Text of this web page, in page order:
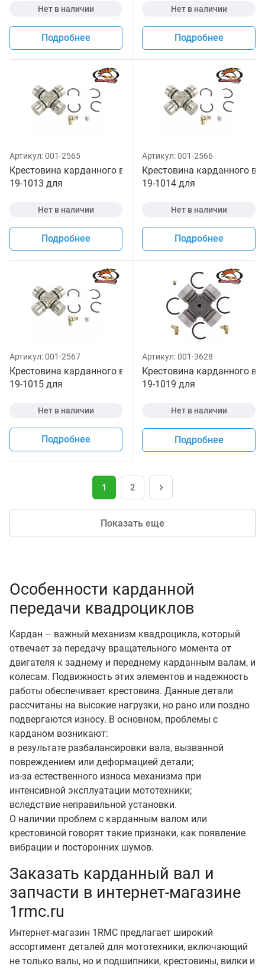
Нет в наличии
Подробнее
Нет в наличии
Подробнее
Артикул:001-2565
Крестовина карданного вала All Balls
19-1013 для
Нет в наличии
Подробнее
Артикул:001-2566
Крестовина карданного
19-1014 для
Нет в наличии
Подробнее
Артикул:001-2567
Крестовина карданного вала All Balls
19-1015 для
Нет в наличии
Подробнее
Артикул:001-3628
Крестовина карданного
19-1019 для
Нет в наличии
Подробнее
Показать еще
1 2
Особенности карданной
передачи квадроциклов
Кардан – важный механизм квадроцикла, который
отвечает за передачу вращательного момента от
двигателя к заднему и переднему карданным валам, и
колесам. Подвижность этих элементов и надежность
работы обеспечивает крестовина. Данные детали
рассчитаны на высокие нагрузки, но рано или поздно
подвергаются износу. В основном, проблемы с
карданом возникают:
в результате разбалансировки вала, вызванной
повреждением или деформацией детали;
из-за естественного износа механизма при
интенсивной эксплуатации мототехники;
вследствие неправильной установки.
О наличии проблем с карданным валом или
крестовиной говорят такие признаки, как появление
вибрации и посторонних шумов.
Заказать карданный вал и
запчасти в интернет-магазине
1rmc.ru
Интернет-магазин 1RMC предлагает широкий
ассортимент деталей для мототехники, включающий
не только валы, но и подшипники, крестовины, вилки и